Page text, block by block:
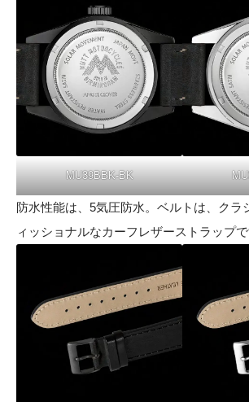
MU39BBK-BK
防水性能は、5気圧防水。ベルトは、クラ
ィッショナルなカーフレザーストラップで